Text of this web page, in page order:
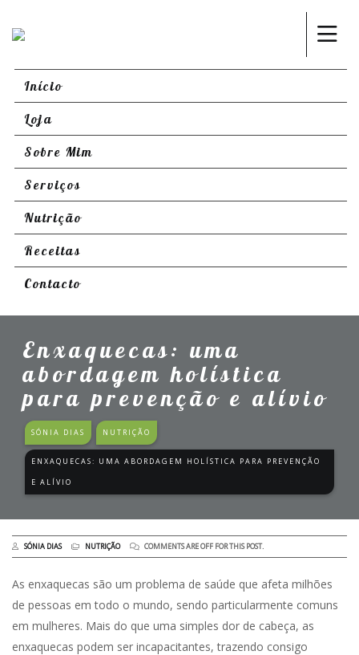
Início
Loja
Sobre Mim
Serviços
Nutrição
Receitas
Contacto
Enxaquecas: uma
abordagem holística
para prevenção e alívio
SÓNIA DIAS NUTRIÇÃO
ENXAQUECAS: UMA ABORDAGEM HOLÍSTICA PARA PREVENÇÃO
E ALÍVIO
SÓNIA DIAS NUTRIÇÃO COMMENTS ARE OFF FOR THIS POST.
As enxaquecas são um problema de saúde que afeta milhões
de pessoas em todo o mundo, sendo particularmente comuns
em mulheres. Mais do que uma simples dor de cabeça, as
enxaquecas podem ser incapacitantes, trazendo consigo